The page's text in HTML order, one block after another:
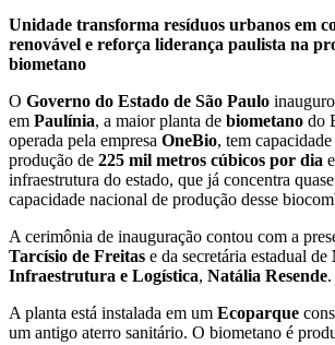
Unidade transforma resíduos urbanos em
renovável e reforça liderança paulista na
biometano
O Governo do Estado de São Paulo
em Paulínia, a maior planta de biometano do
operada pela empresa OneBio, tem
produção de 225 mil metros cúbicos por dia
infraestrutura do estado, que já concentra
capacidade nacional de produção desse
A cerimônia de inauguração contou com a
Tarcísio de Freitas e da secretária estadual de
Infraestrutura e Logística, Natália Resende.
A planta está instalada em um Ecoparque
um antigo aterro sanitário. O biometano é